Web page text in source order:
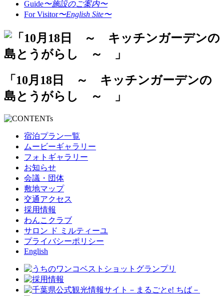
Guide〜施設のご案内〜
For Visitor〜English Site〜
「10月18日 ～ キッチンガーデンの
島とうがらし ～ 」
宿泊プラン一覧
ムービーギャラリー
フォトギャラリー
お知らせ
会議・団体
敷地マップ
交通アクセス
採用情報
わんこクラブ
サロン ド ミルティーユ
プライバシーポリシー
English